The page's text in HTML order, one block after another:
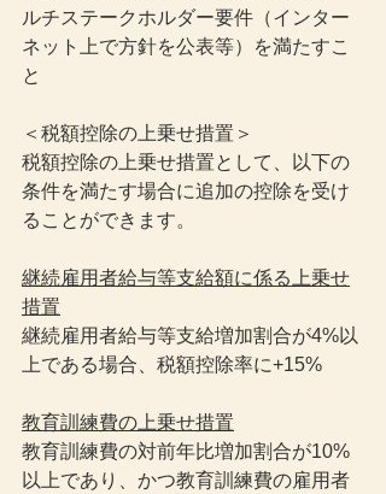
ルチステークホルダー要件（インター
ネット上で方針を公表等）を満たすこ
と
＜税額控除の上乗せ措置＞
税額控除の上乗せ措置として、以下の
条件を満たす場合に追加の控除を受け
ることができます。
継続雇用者給与等支給額に係る上乗せ
措置
継続雇用者給与等支給増加割合が4%以
上である場合、税額控除率に+15%
教育訓練費の上乗せ措置
教育訓練費の対前年比増加割合が10%
以上であり、かつ教育訓練費の雇用者